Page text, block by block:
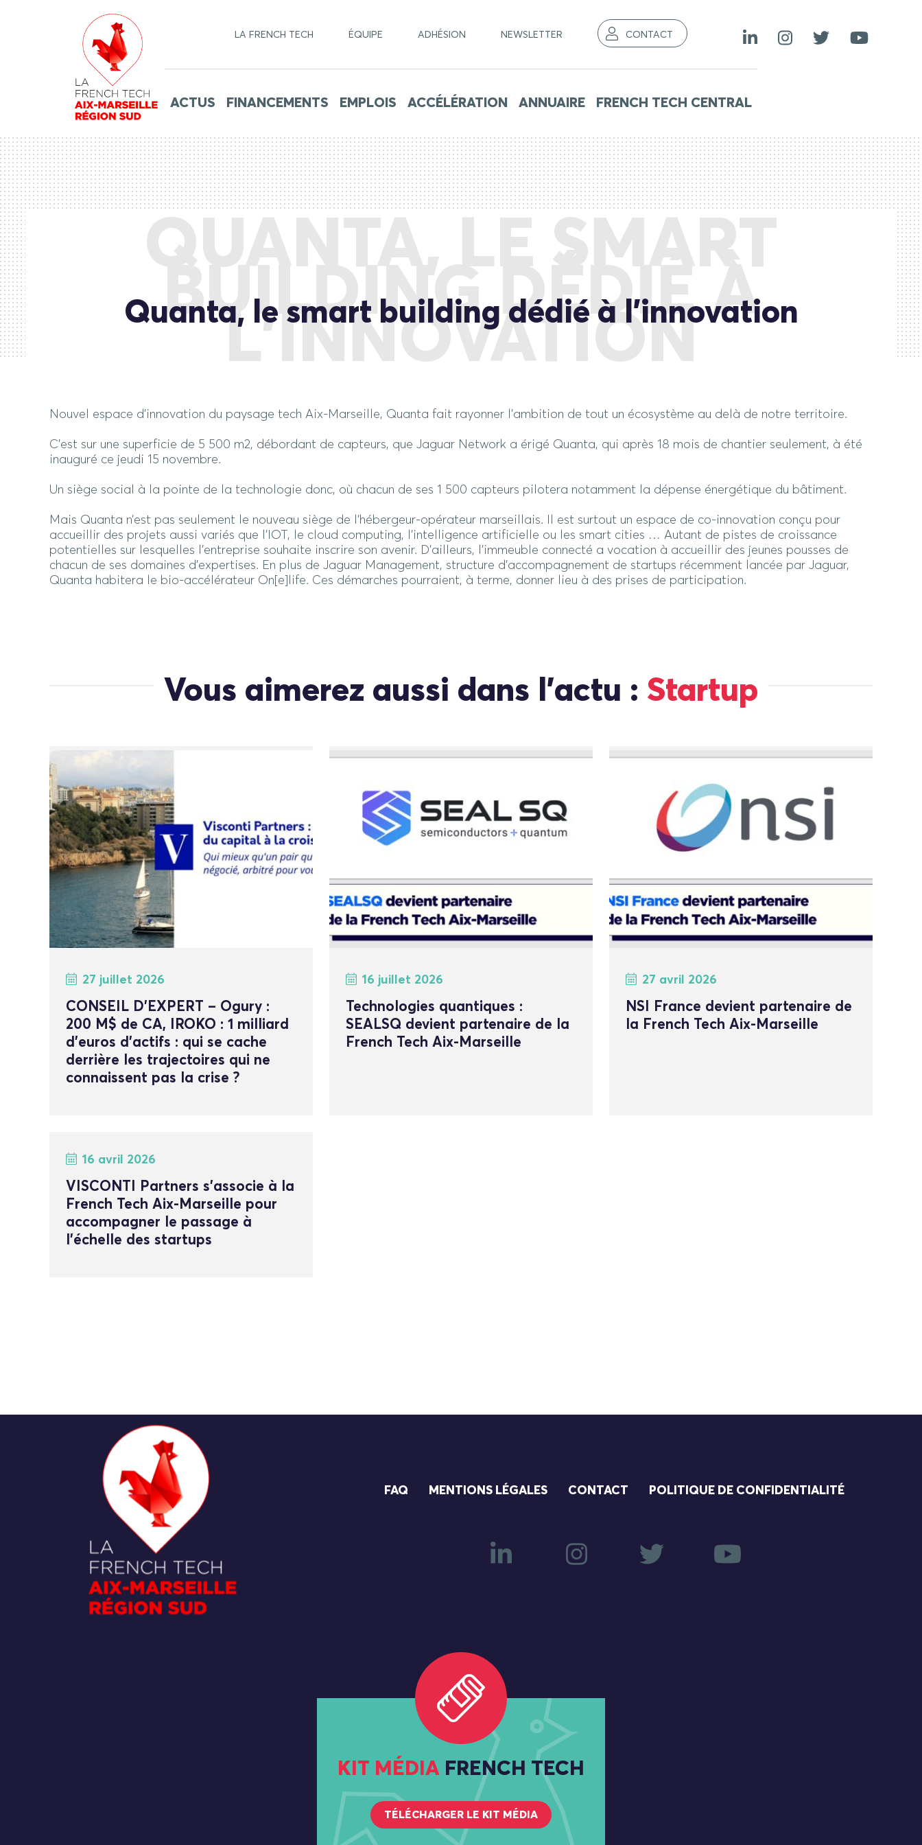
LA FRENCH TECH ÉQUIPE ADHÉSION NEWSLETTER CONTACT
ACTUS FINANCEMENTS EMPLOIS ACCÉLÉRATION ANNUAIRE FRENCH TECH CENTRAL
QUANTA, LE SMART
BUILDING DÉDIÉ À
L’INNOVATION
Quanta, le smart building dédié à l’innovation
Nouvel espace d’innovation du paysage tech Aix-Marseille, Quanta fait rayonner l’ambition de tout un écosystème au delà de notre territoire.
C’est sur une superficie de 5 500 m2, débordant de capteurs, que Jaguar Network a érigé Quanta, qui après 18 mois de chantier seulement, à été
inauguré ce jeudi 15 novembre.
Un siège social à la pointe de la technologie donc, où chacun de ses 1 500 capteurs pilotera notamment la dépense énergétique du bâtiment.
Mais Quanta n’est pas seulement le nouveau siège de l’hébergeur-opérateur marseillais. Il est surtout un espace de co-innovation conçu pour
accueillir des projets aussi variés que l’IOT, le cloud computing, l’intelligence artificielle ou les smart cities … Autant de pistes de croissance
potentielles sur lesquelles l’entreprise souhaite inscrire son avenir. D’ailleurs, l’immeuble connecté a vocation à accueillir des jeunes pousses de
chacun de ses domaines d’expertises. En plus de Jaguar Management, structure d’accompagnement de startups récemment lancée par Jaguar,
Quanta habitera le bio-accélérateur On[e]life. Ces démarches pourraient, à terme, donner lieu à des prises de participation.
Vous aimerez aussi dans l'actu : Startup
27 juillet 2026
CONSEIL D’EXPERT – Ogury :
200 M$ de CA, IROKO : 1 milliard
d’euros d’actifs : qui se cache
derrière les trajectoires qui ne
connaissent pas la crise ?
16 juillet 2026
Technologies quantiques :
SEALSQ devient partenaire de la
French Tech Aix-Marseille
27 avril 2026
NSI France devient partenaire de
la French Tech Aix-Marseille
16 avril 2026
VISCONTI Partners s’associe à la
French Tech Aix-Marseille pour
accompagner le passage à
l’échelle des startups
FAQ MENTIONS LÉGALES CONTACT POLITIQUE DE CONFIDENTIALITÉ
KIT MÉDIA FRENCH TECH
TÉLÉCHARGER LE KIT MÉDIA